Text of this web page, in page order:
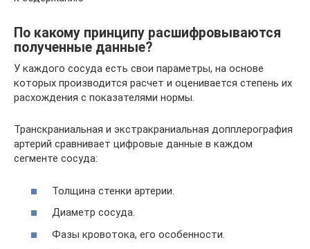
По какому принципу расшифровываются
полученные данные?
У каждого сосуда есть свои параметры, на основе
которых производится расчет и оценивается степень их
расхождения с показателями нормы.
Транскраниальная и экстракраниальная допплерография
артерий сравнивает цифровые данные в каждом
сегменте сосуда:
Толщина стенки артерии.
Диаметр сосуда.
Фазы кровотока, его особенности.